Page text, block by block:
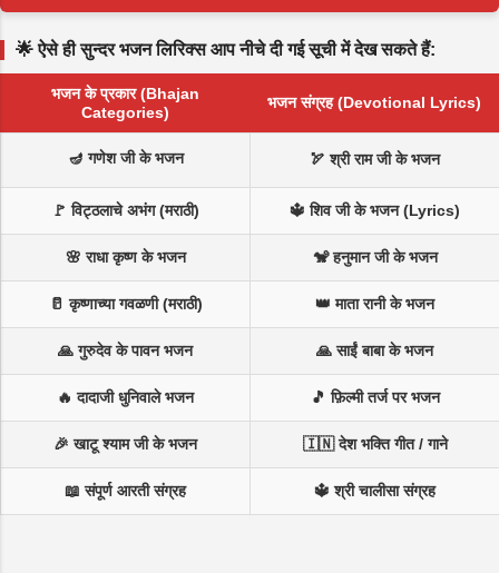
🌟 ऐसे ही सुन्दर भजन लिरिक्स आप नीचे दी गई सूची में देख सकते हैं:
भजन के प्रकार (Bhajan
Categories)
भजन संग्रह (Devotional Lyrics)
🪔 गणेश जी के भजन 🏹 श्री राम जी के भजन
🚩 विट्ठलाचे अभंग (मराठी) 🔱 शिव जी के भजन (Lyrics)
🌸 राधा कृष्ण के भजन 🐒 हनुमान जी के भजन
🥛 कृष्णाच्या गवळणी (मराठी) 👑 माता रानी के भजन
🙏 गुरुदेव के पावन भजन 🙏 साईं बाबा के भजन
🔥 दादाजी धुनिवाले भजन 🎵 फ़िल्मी तर्ज पर भजन
🎉 खाटू श्याम जी के भजन 🇮🇳 देश भक्ति गीत / गाने
📖 संपूर्ण आरती संग्रह 🔱 श्री चालीसा संग्रह